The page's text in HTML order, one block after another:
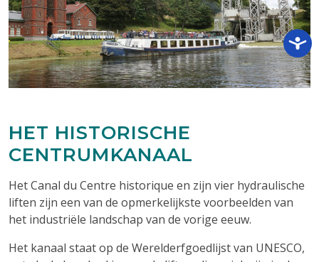
HET HISTORISCHE
CENTRUMKANAAL
Het Canal du Centre historique en zijn vier hydraulische
liften zijn een van de opmerkelijkste voorbeelden van
het industriële landschap van de vorige eeuw.
Het kanaal staat op de Werelderfgoedlijst van UNESCO,